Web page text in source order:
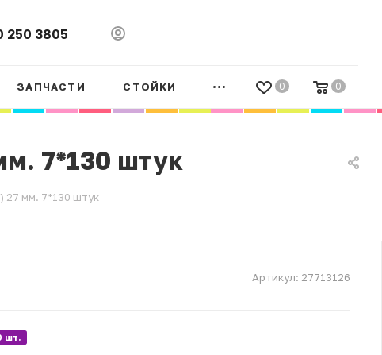
250 3805
0 0
ЗАПЧАСТИ СТОЙКИ
7*130 штук
27 мм. 7*130 штук
Артикул: 27713126
шт.